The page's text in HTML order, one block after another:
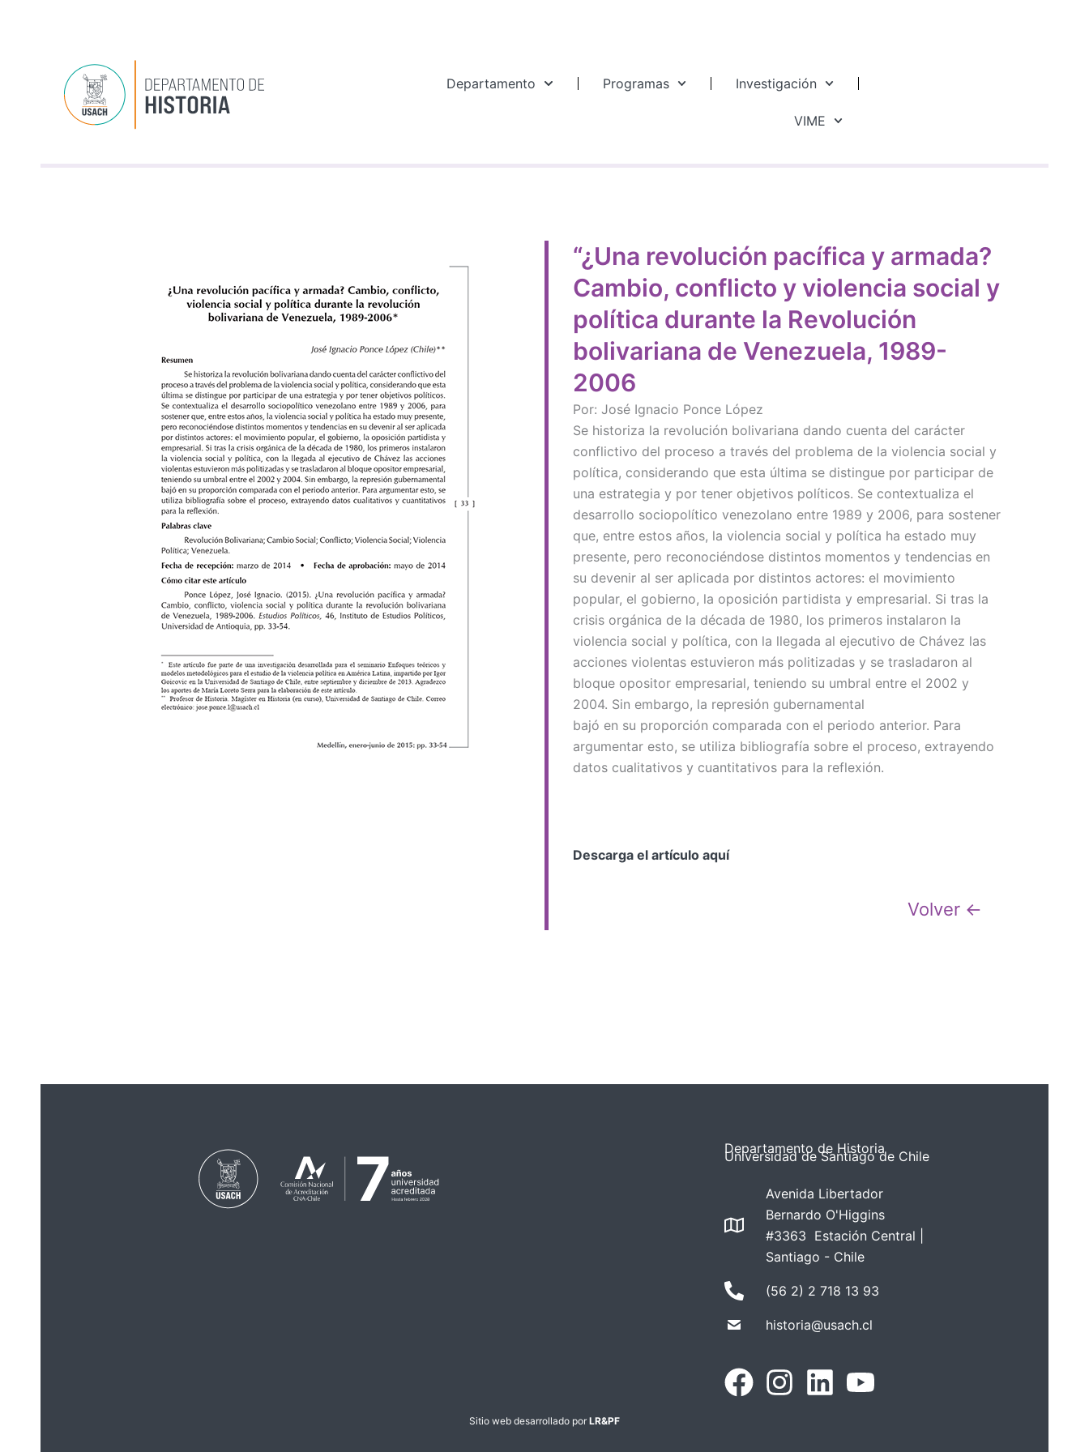
Departamento Programas Investigación
VIME
“¿Una revolución pacífica y armada?
Cambio, conflicto y violencia social y
política durante la Revolución
bolivariana de Venezuela, 1989-
2006
Por: José Ignacio Ponce López
Se historiza la revolución bolivariana dando cuenta del carácter
conflictivo del proceso a través del problema de la violencia social y
política, considerando que esta última se distingue por participar de
una estrategia y por tener objetivos políticos. Se contextualiza el
desarrollo sociopolítico venezolano entre 1989 y 2006, para sostener
que, entre estos años, la violencia social y política ha estado muy
presente, pero reconociéndose distintos momentos y tendencias en
su devenir al ser aplicada por distintos actores: el movimiento
popular, el gobierno, la oposición partidista y empresarial. Si tras la
crisis orgánica de la década de 1980, los primeros instalaron la
violencia social y política, con la llegada al ejecutivo de Chávez las
acciones violentas estuvieron más politizadas y se trasladaron al
bloque opositor empresarial, teniendo su umbral entre el 2002 y
2004. Sin embargo, la represión gubernamental
bajó en su proporción comparada con el periodo anterior. Para
argumentar esto, se utiliza bibliografía sobre el proceso, extrayendo
datos cualitativos y cuantitativos para la reflexión.
Descarga el artículo aquí
Volver ←
Departamento de Historia
Universidad de Santiago de Chile
Avenida Libertador
Bernardo O'Higgins
#3363 Estación Central |
Santiago - Chile
(56 2) 2 718 13 93
historia@usach.cl
Sitio web desarrollado por LR&PF